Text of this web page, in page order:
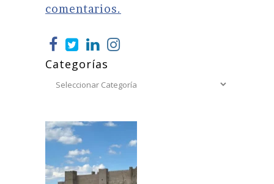
comentarios.
Categorías